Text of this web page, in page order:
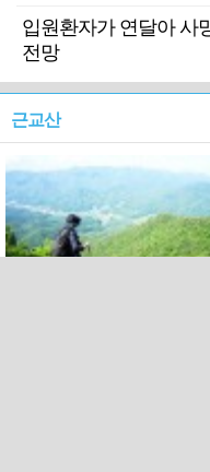
입원환자가 연달아 사
전망
근교산